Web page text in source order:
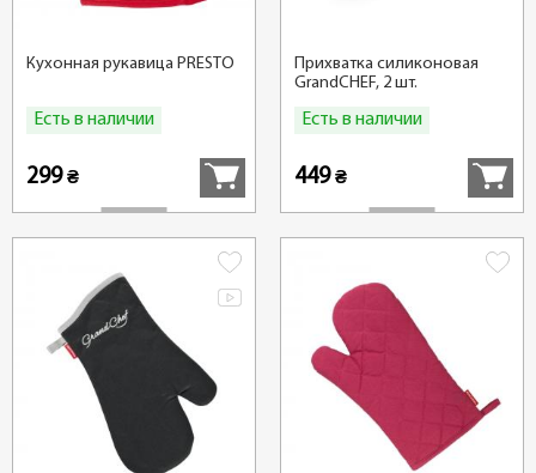
Кухонная рукавица PRESTO
Есть в наличии
299₴
Прихватка силиконовая
GrandCHEF, 2 шт.
Есть в наличии
449₴